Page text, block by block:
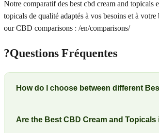
Notre comparatif des best cbd cream and
topicals de qualité adaptés à vos besoins et à
our CBD comparisons : /en/comparisons/
?Questions Fréquentes
How do I choose between different
Are the Best CBD Cream and